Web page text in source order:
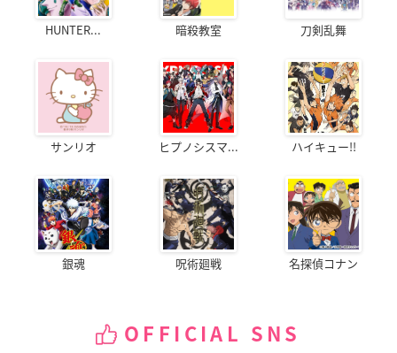
HUNTER... 暗殺教室 刀剣乱舞
サンリオ ヒプノシスマ... ハイキュー!!
銀魂 呪術廻戦 名探偵コナン
OFFICIAL SNS